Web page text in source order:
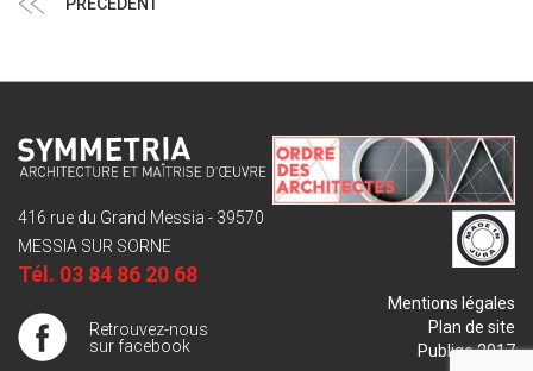
de
PRÉCÉDENT
416 rue du Grand Messia - 39570
MESSIA SUR SORNE
Tél. 03 84 86 20 68
Retrouvez-nous
sur facebook
Mentions légales
Plan de site
Publigo 2017